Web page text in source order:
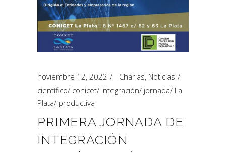
noviembre 12, 2022 Charlas, Noticias
científico/ conicet/ integración/ jornada/ La
Plata/ productiva
PRIMERA JORNADA DE
INTEGRACIÓN